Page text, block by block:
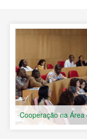
Cooperação na